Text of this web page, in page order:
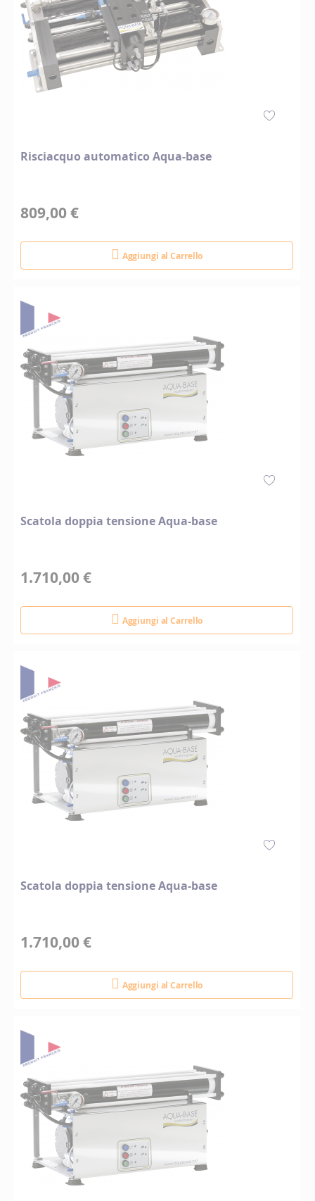
Risciacquo automatico Aqua-base
809,00 €
Aggiungi al Carrello
Scatola doppia tensione Aqua-base
1.710,00 €
Aggiungi al Carrello
Scatola doppia tensione Aqua-base
1.710,00 €
Aggiungi al Carrello